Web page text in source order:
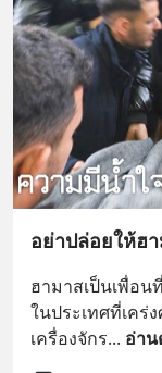
อย่าปล่อยให้ฮ
ฮามาสเป็นเพื่อ
ในประเทศที่เคร่
เครื่องจักร... อ่าน